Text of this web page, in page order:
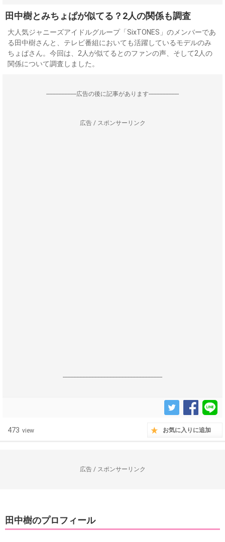
田中樹とみちょぱが似てる？2人の関係も調査
大人気ジャニーズアイドルグループ「SixTONES」のメンバーであ
る田中樹さんと、テレビ番組においても活躍しているモデルのみ
ちょぱさん。今回は、2人が似てるとのファンの声、そして2人の
関係について調査しました。
--------------------広告の後に記事があります--------------------
広告 / スポンサーリンク
------------------------------------------------------------------
473 view お気に入りに追加
広告 / スポンサーリンク
田中樹のプロフィール